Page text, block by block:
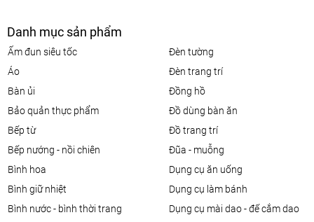
Danh mục sản phẩm
ấm đun siêu tốc
áo
bàn ủi
bảo quản thực phẩm
bếp từ
bếp nướng - nồi chiên
bình hoa
bình giữ nhiệt
bình nước - bình thời trang
đèn tường
đèn trang trí
đồng hồ
đồ dùng bàn ăn
đồ trang trí
đũa - muỗng
dụng cụ ăn uống
dụng cụ làm bánh
dụng cụ mài dao - đế cắm dao